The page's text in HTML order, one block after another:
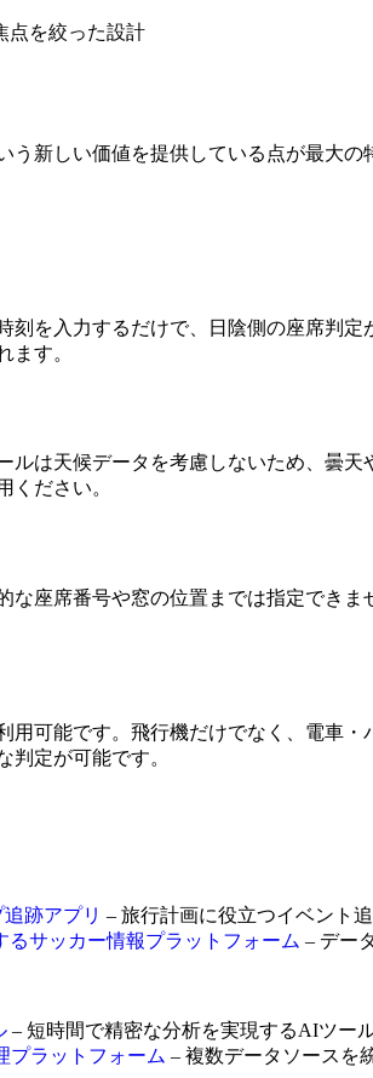
点を絞った設計
新しい価値を提供している点が最大の
を入力するだけで、日陰側の座席判
ます。
は天候データを考慮しないため、曇
ください。
座席番号や窓の位置までは指定でき
可能です。飛行機だけでなく、電車
定が可能です。
跡アプリ – 旅行計画に役立つイベント
るサッカー情報プラットフォーム – デー
– 短時間で精密な分析を実現するAIツー
プラットフォーム – 複数データソースを